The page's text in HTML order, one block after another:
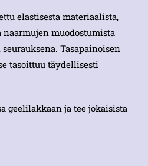
elastisesta materiaalista,
naarmujen muodostumista
Tasapainoisen
tasoittuu täydellisesti
geelilakkaan ja tee jokaisista